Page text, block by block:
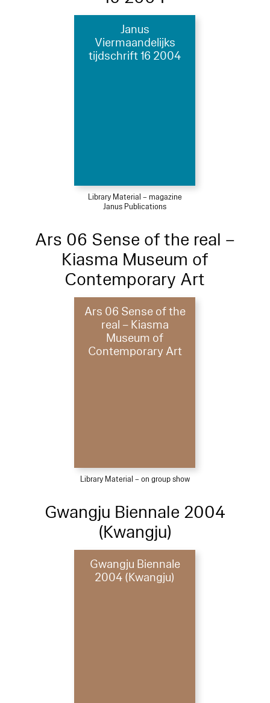
Janus
Viermaandelijks
tijdschrift 16 2004
Library Material – magazine
Janus Publications
Ars 06 Sense of the real –
Kiasma Museum of
Contemporary Art
Ars 06 Sense of the
real – Kiasma
Museum of
Contemporary Art
Library Material – on group show
Gwangju Biennale 2004
(Kwangju)
Gwangju Biennale
2004 (Kwangju)